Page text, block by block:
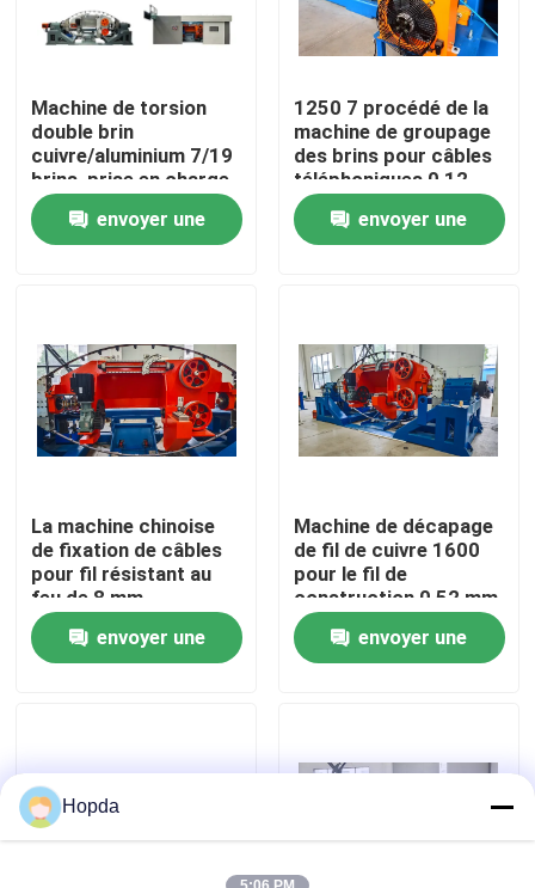
À la maison
Vidéos
À propos de nous
Contrôle de la qualité
Nous contacter
Les affaires
Machine de torsion
double brin
cuivre/aluminium 7/19
brins, prise en charge
1250mm, 1600mm
envoyer une
1250 7 procédé de la
machine de groupage
des brins pour câbles
téléphoniques 0,12
mm
envoyer une
La machine chinoise
de fixation de câbles
pour fil résistant au
feu de 8 mm
envoyer une
Machine de décapage
de fil de cuivre 1600
pour le fil de
construction 0,52 mm
envoyer une
Hopda